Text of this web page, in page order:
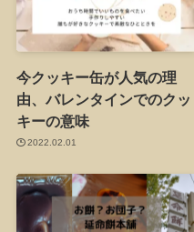
今クッキー缶が人気の理
由、バレンタインでのクッ
キーの意味
2022.02.01